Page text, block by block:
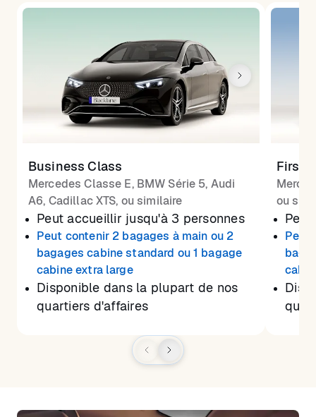
Business Class
Mercedes Classe E, BMW Série 5, Audi
A6, Cadillac XTS, ou similaire
Peut accueillir jusqu'à 3 personnes
Peut contenir 2 bagages à main ou 2
bagages cabine standard ou 1 bagage
cabine extra large
Disponible dans la plupart de nos
quartiers d'affaires
First
ou
Peut